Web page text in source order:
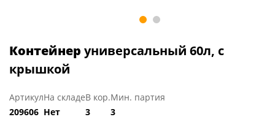
Контейнер универсальный 60л, с
крышкой
Артикул
209606
На складе
Нет
В кор.
3
Мин. партия
3